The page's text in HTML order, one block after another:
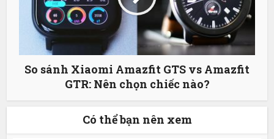
So sánh Xiaomi Amazfit GTS vs Amazfit
GTR: Nên chọn chiếc nào?
Có thể bạn nên xem